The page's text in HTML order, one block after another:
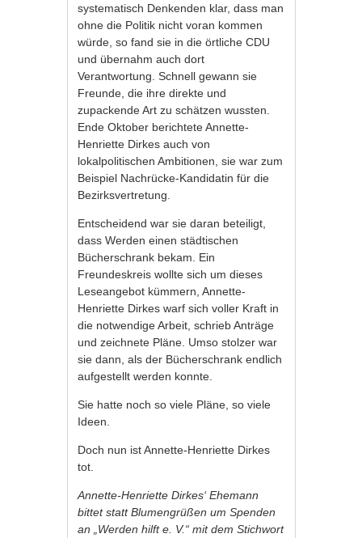
systematisch Denkenden klar, dass man
ohne die Politik nicht voran kommen
würde, so fand sie in die örtliche CDU
und übernahm auch dort
Verantwortung. Schnell gewann sie
Freunde, die ihre direkte und
zupackende Art zu schätzen wussten.
Ende Oktober berichtete Annette-
Henriette Dirkes auch von
lokalpolitischen Ambitionen, sie war zum
Beispiel Nachrücke-Kandidatin für die
Bezirksvertretung.
Entscheidend war sie daran beteiligt,
dass Werden einen städtischen
Bücherschrank bekam. Ein
Freundeskreis wollte sich um dieses
Leseangebot kümmern, Annette-
Henriette Dirkes warf sich voller Kraft in
die notwendige Arbeit, schrieb Anträge
und zeichnete Pläne. Umso stolzer war
sie dann, als der Bücherschrank endlich
aufgestellt werden konnte.
Sie hatte noch so viele Pläne, so viele
Ideen.
Doch nun ist Annette-Henriette Dirkes
tot.
Annette-Henriette Dirkes‘ Ehemann
bittet statt Blumengrüßen um Spenden
an „Werden hilft e. V.“ mit dem Stichwort